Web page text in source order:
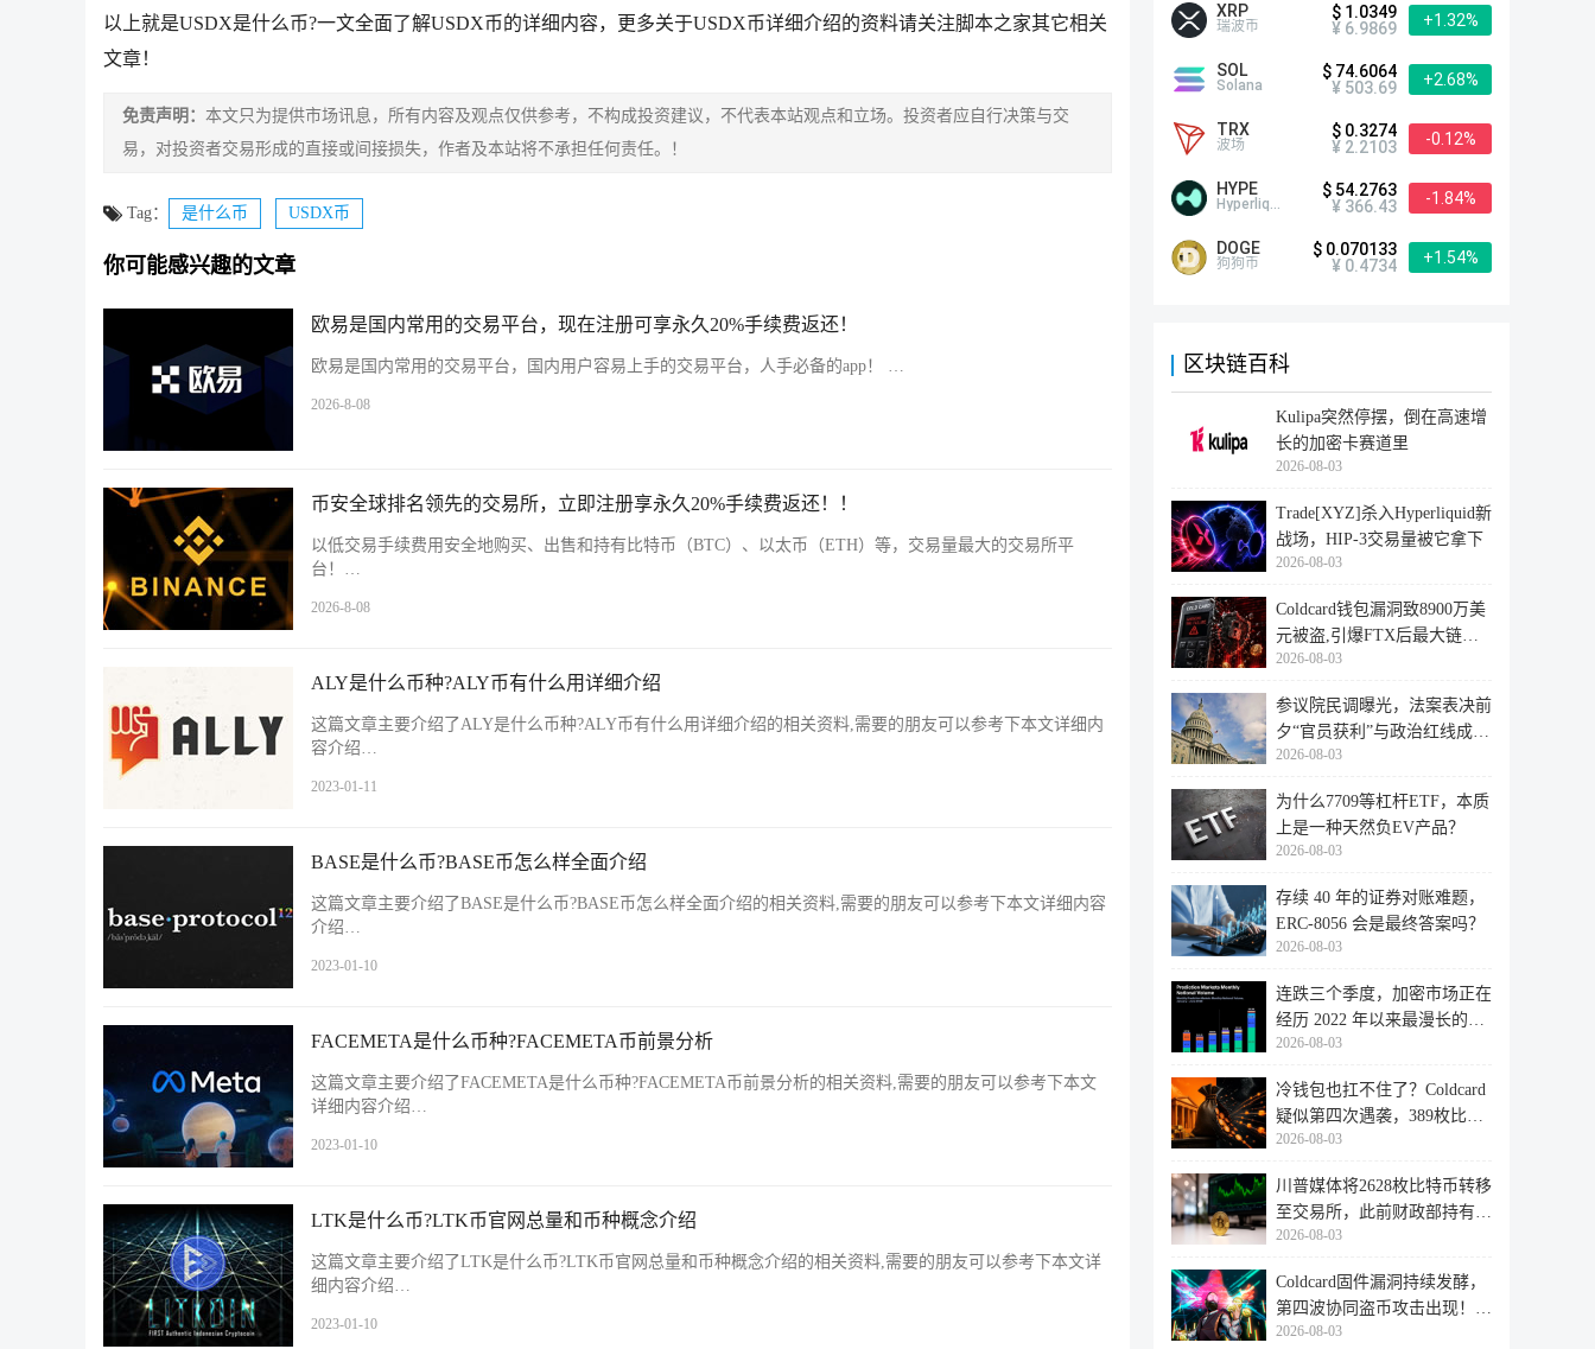
以上就是USDX是什么币?一文全面了解USDX币的详细内容，更多关于USDX币详细介绍的资料请关注脚本之家其它相关
文章！
免责声明： 本文只为提供市场讯息，所有内容及观点仅供参考，不构成投资建议，不代表本站观点和立场。投资者应自行决策与交
易，对投资者交易形成的直接或间接损失，作者及本站将不承担任何责任。！
Tag： 是什么币 USDX币
你可能感兴趣的文章
欧易是国内常用的交易平台，现在注册可享永久20%手续费返还！
欧易是国内常用的交易平台，国内用户容易上手的交易平台，人手必备的app！ …
2026-8-08
币安全球排名领先的交易所，立即注册享永久20%手续费返还！！
以低交易手续费用安全地购买、出售和持有比特币（BTC）、以太币（ETH）等，交易量最大的交易所平
台！…
2026-8-08
ALY是什么币种?ALY币有什么用详细介绍
这篇文章主要介绍了ALY是什么币种?ALY币有什么用详细介绍的相关资料,需要的朋友可以参考下本文详细内
容介绍…
2023-01-11
BASE是什么币?BASE币怎么样全面介绍
这篇文章主要介绍了BASE是什么币?BASE币怎么样全面介绍的相关资料,需要的朋友可以参考下本文详细内容
介绍…
2023-01-10
FACEMETA是什么币种?FACEMETA币前景分析
这篇文章主要介绍了FACEMETA是什么币种?FACEMETA币前景分析的相关资料,需要的朋友可以参考下本文
详细内容介绍…
2023-01-10
LTK是什么币?LTK币官网总量和币种概念介绍
这篇文章主要介绍了LTK是什么币?LTK币官网总量和币种概念介绍的相关资料,需要的朋友可以参考下本文详
细内容介绍…
2023-01-10
XRP
瑞波币
$ 1.0349
¥ 6.9869
+1.32%
SOL
Solana
$ 74.6064
¥ 503.69
+2.68%
TRX
波场
$ 0.3274
¥ 2.2103
-0.12%
HYPE
Hyperliquid
$ 54.2763
¥ 366.43
-1.84%
DOGE
狗狗币
$ 0.070133
¥ 0.4734
+1.54%
区块链百科
Kulipa突然停摆，倒在高速增
长的加密卡赛道里
2026-08-03
Trade[XYZ]杀入Hyperliquid新
战场，HIP-3交易量被它拿下
2026-08-03
Coldcard钱包漏洞致8900万美
元被盗,引爆FTX后最大链上
迁移潮
2026-08-03
参议院民调曝光，法案表决前
夕“官员获利”与政治红线成最
大
2026-08-03
为什么7709等杠杆ETF，本质
上是一种天然负EV产品？
2026-08-03
存续 40 年的证券对账难题，
ERC-8056 会是最终答案吗？
2026-08-03
连跌三个季度，加密市场正在
经历 2022 年以来最漫长的退
潮
2026-08-03
冷钱包也扛不住了？Coldcard
疑似第四次遇袭，389枚比特
币失
2026-08-03
川普媒体将2628枚比特币转移
至交易所，此前财政部持有的
比特
2026-08-03
Coldcard固件漏洞持续发酵，
第四波协同盗币攻击出现！
462个
2026-08-03